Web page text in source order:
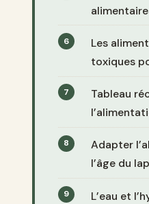
Les
toxiques
Tableau
Adapter
l’âge du
L’eau et